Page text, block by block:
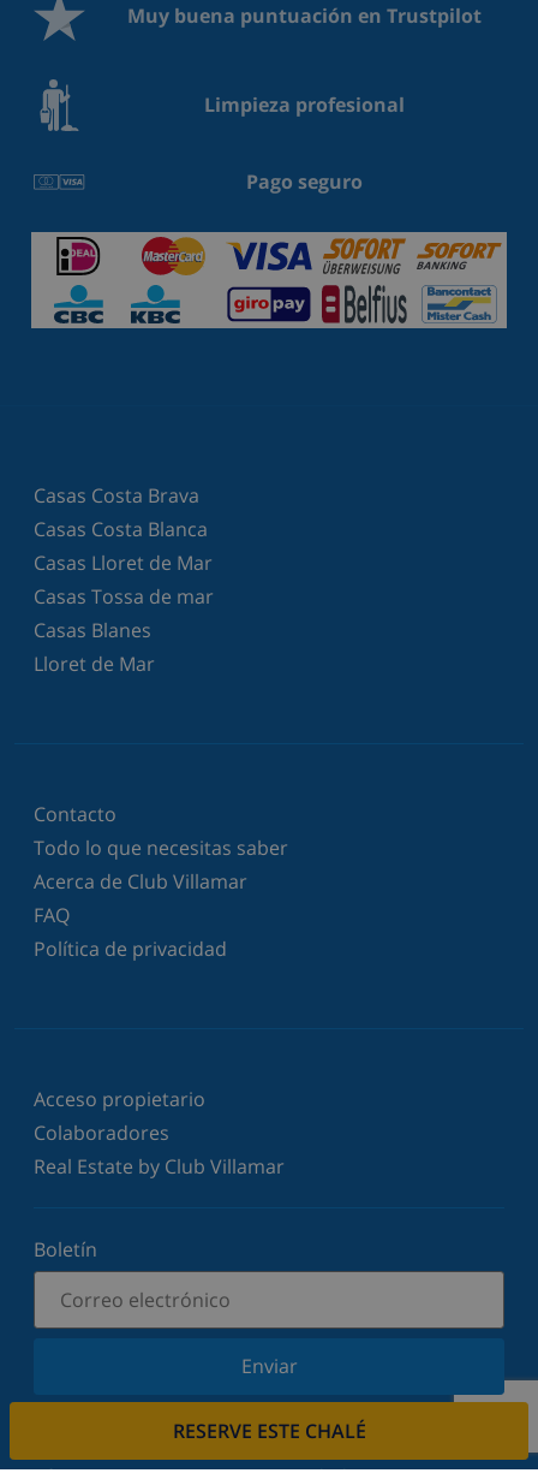
RESERVE ESTE CHALÉ
Muy buena puntuación en Trustpilot
Limpieza profesional
Pago seguro
Casas Costa Brava
Casas Costa Blanca
Casas Lloret de Mar
Casas Tossa de mar
Casas Blanes
Lloret de Mar
Contacto
Todo lo que necesitas saber
Acerca de Club Villamar
FAQ
Política de privacidad
Acceso propietario
Colaboradores
Real Estate by Club Villamar
Boletín
Enviar
Suscríbase a nuestro boletín y manténgase